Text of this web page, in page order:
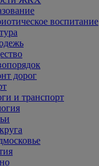
воспитание
дорог
и транспорт